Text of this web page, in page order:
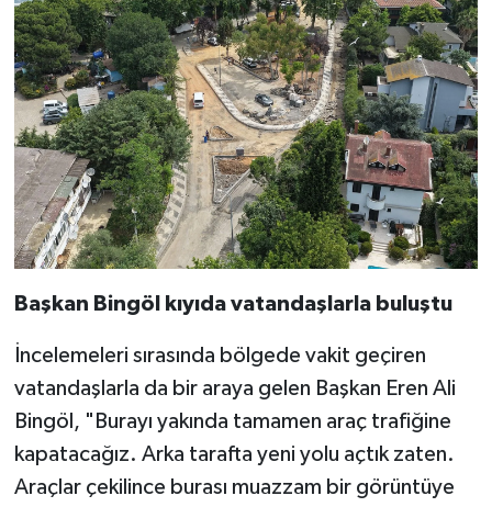
Başkan Bingöl kıyıda vatandaşlarla buluştu
İncelemeleri sırasında bölgede vakit geçiren
vatandaşlarla da bir araya gelen Başkan Eren Ali
Bingöl, "Burayı yakında tamamen araç trafiğine
kapatacağız. Arka tarafta yeni yolu açtık zaten.
Araçlar çekilince burası muazzam bir görüntüye